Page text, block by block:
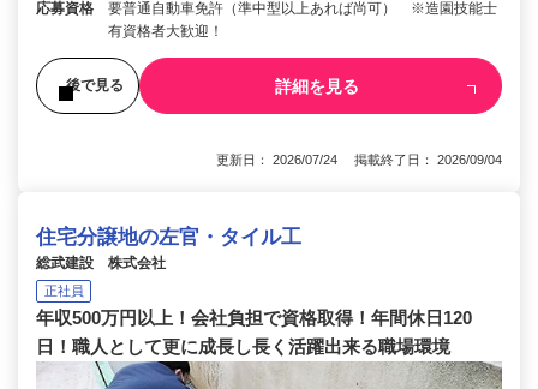
応募資格
要普通自動車免許（準中型以上あれば尚可） ※造園技能士
有資格者大歓迎！
後で見る 詳細を見る
更新日： 2026/07/24 掲載終了日： 2026/09/04
住宅分譲地の左官・タイル工
総武建設 株式会社
正社員
年収500万円以上！会社負担で資格取得！年間休日120
日！職人として更に成長し長く活躍出来る職場環境